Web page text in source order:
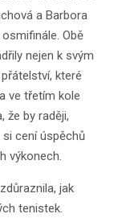
a Barbora
Obě
nejen k svým
které
ve třetím kole
že by raději,
cení úspěchů
výkonech.
jak
tenistek.